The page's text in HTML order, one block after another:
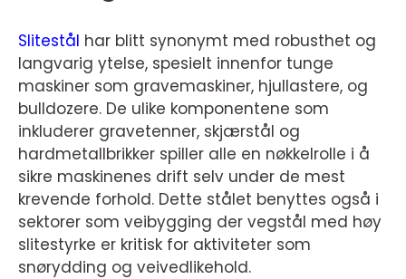
Slitestål har blitt synonymt med robusthet og
langvarig ytelse, spesielt innenfor tunge
maskiner som gravemaskiner, hjullastere, og
bulldozere. De ulike komponentene som
inkluderer gravetenner, skjærstål og
hardmetallbrikker spiller alle en nøkkelrolle i å
sikre maskinenes drift selv under de mest
krevende forhold. Dette stålet benyttes også i
sektorer som veibygging der vegstål med høy
slitestyrke er kritisk for aktiviteter som
snørydding og veivedlikehold.